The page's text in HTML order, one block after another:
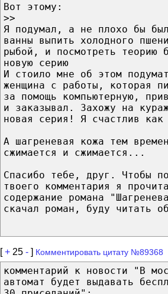
Вот этому:
>>
Я подумал, а не плохо бы
ванны выпить холодного
рыбой, и посмотреть теорию
новую серию
И стоило мне об этом
женщина с работы, которая
за помощь компьютерную,
и заказывал. Захожу на
новая серия! Я счастлив
А шагреневая кожа тем
сжимается и сжимается...
Спасибо тебе, друг. Чтобы
твоего комментария я
содержание романа
скачал роман, буду читать
[+ 25 - ] Комментировать цитату №89368
комментарий к новости "В
автомат будет выдавать